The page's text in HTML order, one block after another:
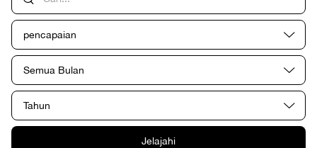
pencapaian
Semua Bulan
Tahun
Jelajahi